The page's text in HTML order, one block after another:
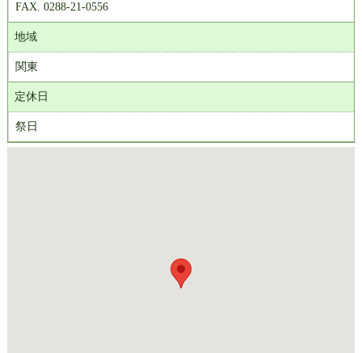
FAX. 0288-21-0556
地域
関東
定休日
祭日